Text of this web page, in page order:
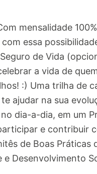
mensalidade
essa
de Vida
a vida de
:) Uma trilha de
ajudar na sua
dia-a-dia, em um
e contribuir
de Boas Práticas
e Desenvolvimento